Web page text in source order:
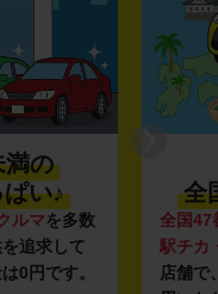
★
展開
を展開し、
24時間営業
軽にご利
安さの
ガソリ
ンフラ